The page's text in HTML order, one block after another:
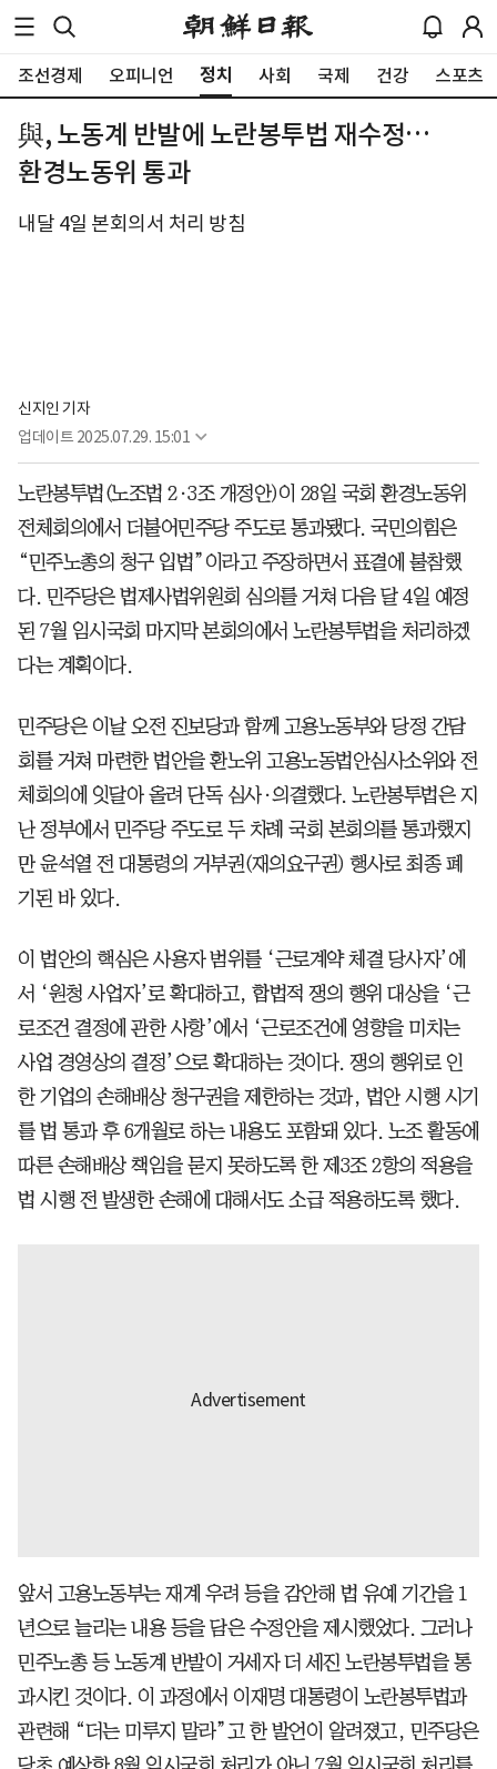
조선경제 오피니언 정치 사회 국제 건강 스포츠
與, 노동계 반발에 노란봉투법 재수정…
환경노동위 통과
내달 4일 본회의서 처리 방침
신지인 기자
업데이트 2025.07.29. 15:01
노란봉투법(노조법 2·3조 개정안)이 28일 국회 환경노동위
전체회의에서 더불어민주당 주도로 통과됐다. 국민의힘은
“민주노총의 청구 입법”이라고 주장하면서 표결에 불참했
다. 민주당은 법제사법위원회 심의를 거쳐 다음 달 4일 예정
된 7월 임시국회 마지막 본회의에서 노란봉투법을 처리하겠
다는 계획이다.
민주당은 이날 오전 진보당과 함께 고용노동부와 당정 간담
회를 거쳐 마련한 법안을 환노위 고용노동법안심사소위와 전
체회의에 잇달아 올려 단독 심사·의결했다. 노란봉투법은 지
난 정부에서 민주당 주도로 두 차례 국회 본회의를 통과했지
만 윤석열 전 대통령의 거부권(재의요구권) 행사로 최종 폐
기된 바 있다.
이 법안의 핵심은 사용자 범위를 ‘근로계약 체결 당사자’에
서 ‘원청 사업자’로 확대하고, 합법적 쟁의 행위 대상을 ‘근
로조건 결정에 관한 사항’에서 ‘근로조건에 영향을 미치는
사업 경영상의 결정’으로 확대하는 것이다. 쟁의 행위로 인
한 기업의 손해배상 청구권을 제한하는 것과, 법안 시행 시기
를 법 통과 후 6개월로 하는 내용도 포함돼 있다. 노조 활동에
따른 손해배상 책임을 묻지 못하도록 한 제3조 2항의 적용을
법 시행 전 발생한 손해에 대해서도 소급 적용하도록 했다.
앞서 고용노동부는 재계 우려 등을 감안해 법 유예 기간을 1
년으로 늘리는 내용 등을 담은 수정안을 제시했었다. 그러나
민주노총 등 노동계 반발이 거세자 더 세진 노란봉투법을 통
과시킨 것이다. 이 과정에서 이재명 대통령이 노란봉투법과
관련해 “더는 미루지 말라”고 한 발언이 알려졌고, 민주당은